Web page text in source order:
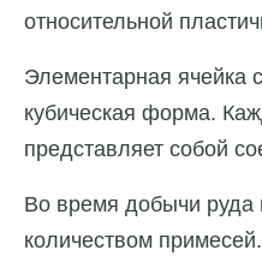
относительной
Элементарная ячейка
кубическая форма.
представляет собой
Во время добычи
количеством